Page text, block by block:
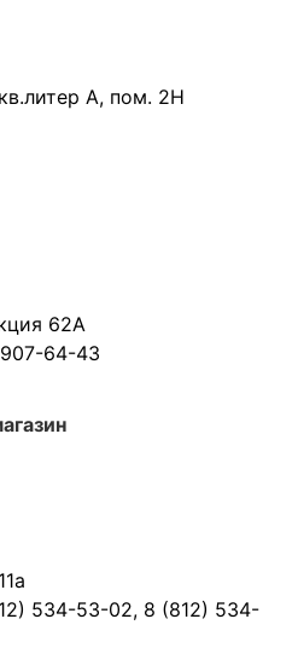
А, пом. 2Н
62А
64-43
534-53-02, 8 (812) 534-